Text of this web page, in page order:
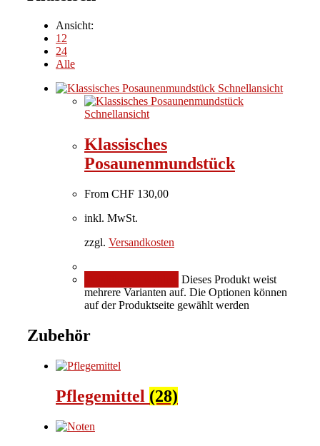
Ansicht:
12
24
Alle
Schnellansicht
Schnellansicht
Klassisches
Posaunenmundstück
From CHF 130,00
inkl. MwSt.
zzgl. Versandkosten
Dieses Produkt weist
mehrere Varianten auf. Die Optionen können
auf der Produktseite gewählt werden
Zubehör
Pflegemittel (28)